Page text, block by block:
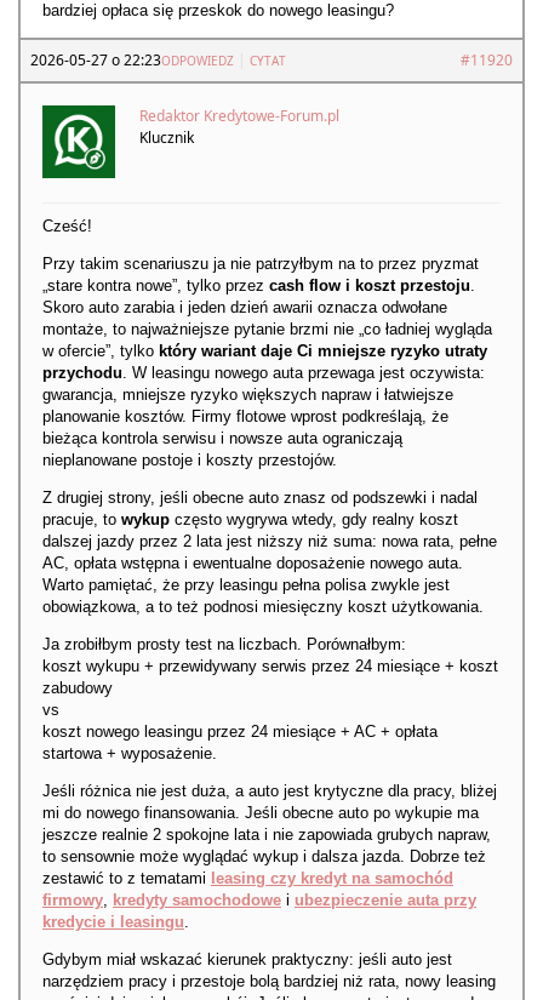
bardziej opłaca się przeskok do nowego leasingu?
2026-05-27 o 22:23 #11920
ODPOWIEDZ CYTAT
Redaktor Kredytowe-Forum.pl
Klucznik
Cześć!
Przy takim scenariuszu ja nie patrzyłbym na to przez pryzmat
„stare kontra nowe”, tylko przez cash flow i koszt przestoju.
Skoro auto zarabia i jeden dzień awarii oznacza odwołane
montaże, to najważniejsze pytanie brzmi nie „co ładniej wygląda
w ofercie”, tylko który wariant daje Ci mniejsze ryzyko utraty
przychodu. W leasingu nowego auta przewaga jest oczywista:
gwarancja, mniejsze ryzyko większych napraw i łatwiejsze
planowanie kosztów. Firmy flotowe wprost podkreślają, że
bieżąca kontrola serwisu i nowsze auta ograniczają
nieplanowane postoje i koszty przestojów.
Z drugiej strony, jeśli obecne auto znasz od podszewki i nadal
pracuje, to wykup często wygrywa wtedy, gdy realny koszt
dalszej jazdy przez 2 lata jest niższy niż suma: nowa rata, pełne
AC, opłata wstępna i ewentualne doposażenie nowego auta.
Warto pamiętać, że przy leasingu pełna polisa zwykle jest
obowiązkowa, a to też podnosi miesięczny koszt użytkowania.
Ja zrobiłbym prosty test na liczbach. Porównałbym:
koszt wykupu + przewidywany serwis przez 24 miesiące + koszt
zabudowy
vs
koszt nowego leasingu przez 24 miesiące + AC + opłata
startowa + wyposażenie.
Jeśli różnica nie jest duża, a auto jest krytyczne dla pracy, bliżej
mi do nowego finansowania. Jeśli obecne auto po wykupie ma
jeszcze realnie 2 spokojne lata i nie zapowiada grubych napraw,
to sensownie może wyglądać wykup i dalsza jazda. Dobrze też
zestawić to z tematami leasing czy kredyt na samochód
firmowy, kredyty samochodowe i ubezpieczenie auta przy
kredycie i leasingu.
Gdybym miał wskazać kierunek praktyczny: jeśli auto jest
narzędziem pracy i przestoje bolą bardziej niż rata, nowy leasing